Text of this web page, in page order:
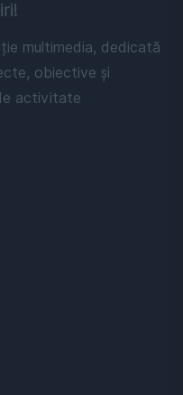
multimedia, dedicată
obiective și
activitate